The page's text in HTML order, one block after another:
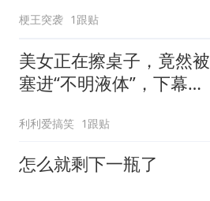
梗王突袭 1跟贴
美女正在擦桌子，竟然被
塞进“不明液体”，下幕根
利利爱搞笑 1跟贴
怎么就剩下一瓶了